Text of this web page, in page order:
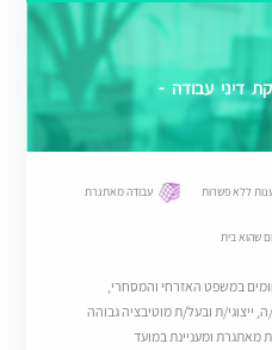
דיני עבודה -
ללא פשרות עבודה מאתגרת
שהוא בית
במשפט האזרחי והמסחרי,
ת ובעל/ת מוטיבציה גבוהה
ומעניינת במועד